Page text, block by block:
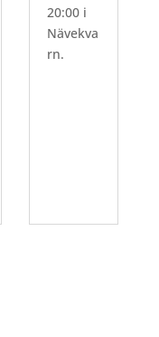
20:00 i
Nävekva
rn.